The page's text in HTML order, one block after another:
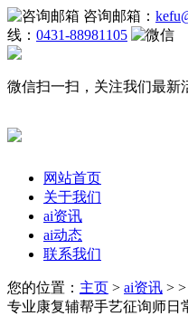
咨询邮箱：
线： 0431-88981105
微信扫一扫，关注我们最新
网站首页
关于我们
ai资讯
ai动态
联系我们
您的位置： 主页 > ai资讯 > >
专业康复辅帮手艺征询师日